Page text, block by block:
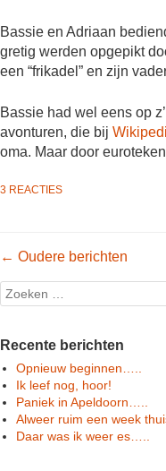
Bassie en Adriaan
gretig werden opgepikt
een “frikadel” en zijn
Bassie had wel eens op
avonturen, die bij
oma. Maar door
3 REACTIES
Post
← Oudere berichten
Search
Recente berichten
Opnieuw beginnen…..
Ik leef nog, hoor!
Paniek in Apeldoorn…..
Alweer ruim een week
Daar was ik weer es…..